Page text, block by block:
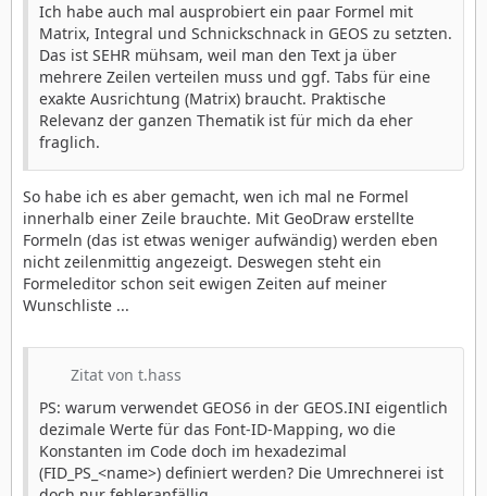
Ich habe auch mal ausprobiert ein paar Formel mit
Matrix, Integral und Schnickschnack in GEOS zu setzten.
Das ist SEHR mühsam, weil man den Text ja über
mehrere Zeilen verteilen muss und ggf. Tabs für eine
exakte Ausrichtung (Matrix) braucht. Praktische
Relevanz der ganzen Thematik ist für mich da eher
fraglich.
So habe ich es aber gemacht, wen ich mal ne Formel
innerhalb einer Zeile brauchte. Mit GeoDraw erstellte
Formeln (das ist etwas weniger aufwändig) werden eben
nicht zeilenmittig angezeigt. Deswegen steht ein
Formeleditor schon seit ewigen Zeiten auf meiner
Wunschliste ...
Zitat von t.hass
PS: warum verwendet GEOS6 in der GEOS.INI eigentlich
dezimale Werte für das Font-ID-Mapping, wo die
Konstanten im Code doch im hexadezimal
(FID_PS_<name>) definiert werden? Die Umrechnerei ist